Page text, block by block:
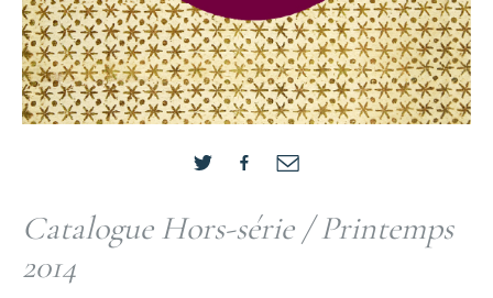
Catalogue Hors-série / Printemps
2014